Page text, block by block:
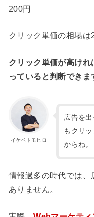
200円
クリック単価の相場は
クリック単価が高け
っていると判断できま
イケベトモヒロ
広告を
もクリ
からね。
情報過多の時代では、
ありません。